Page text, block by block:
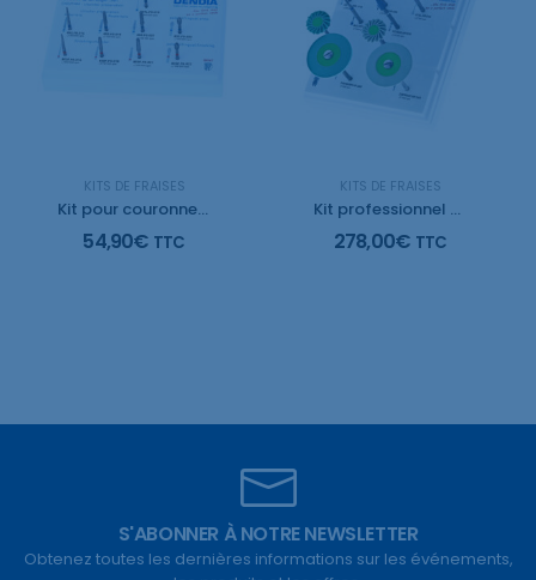
KITS DE FRAISES
Kit pour couronne et bridge
54,90€ TTC
KITS DE FRAISES
Kit professionnel pour Zircon
278,00€ TTC
S'ABONNER À NOTRE NEWSLETTER
Obtenez toutes les dernières informations sur les événements,